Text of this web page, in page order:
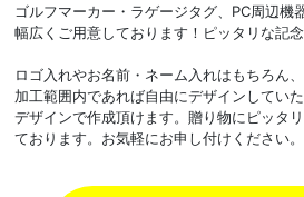
ゴルフマーカー・ラゲージタグ、PC周辺機
幅広くご用意しております！ピッタリな記念
ロゴ入れやお名前・ネーム入れはもちろん
加工範囲内であれば自由にデザインしてい
デザインで作成頂けます。贈り物にピッタ
ております。お気軽にお申し付けください。